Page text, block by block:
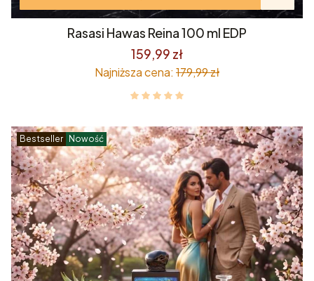
Rasasi Hawas Reina 100 ml EDP
159,99 zł
Najniższa cena: 179,99 zł
Bestseller Nowość